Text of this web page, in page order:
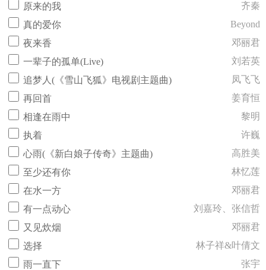
原来的我
齐秦
真的爱你
Beyond
夜来香
邓丽君
一辈子的孤单(Live)
刘若英
追梦人(《雪山飞狐》电视剧主题曲)
凤飞飞
再回首
姜育恒
相逢在雨中
黎明
执着
许巍
心雨(《新白娘子传奇》主题曲)
高胜美
至少还有你
林忆莲
在水一方
邓丽君
有一点动心
刘嘉玲、张信哲
又见炊烟
邓丽君
选择
林子祥&叶倩文
雨一直下
张宇